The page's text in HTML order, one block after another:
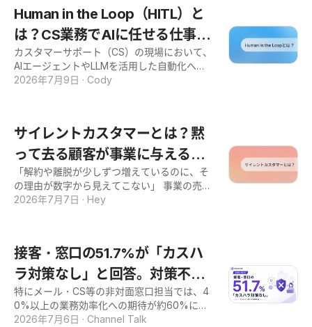
な窓口へつないだり、定型的な質問にそのま
ま回答したりします
エンジニアが不在でもデータ分析を始められ
る方法として、チャネルワークスのAI CoS
（Chief of Staff）もあわせて紹介します。 d
btの導入を検討している方、エンジニアなし
でデータ活用を始めたい方は、ぜひ本記事の
内容をお役立てください。 dbt（data build t
価値（CX：Customer Experience）とは、
商品やサービスを通じて顧客が得る体験全体
の価値を指します。価格や機能での差別化が
難しくなるなか、「体験」で選ばれる企業に
なれるかどうかは、事業の成長を左右する重
要なテーマになりつつあります。 本記事で
てAIを活用した最新のアプローチまでを一本
の流れで解説します。抽象論ではなく、自社
の施策に落とし込める具体性を重視した内容
です。 顧客体験価値の向上に取り組みたい方
は、ぜひ本記事の内容をお役立てください。
顧客体験価値（CX）とは？基本を解説 顧客
ことです。特定の商品への満足度だけでな
く、企業との
Human in the Loop（HITL）と
は？CS業務でAIに任せる仕事・
人が担う仕事の線引き
カスタマーサポート（CS）の現場において、
AIエージェントやLLMを活用した自動化への
関心が高まっています。一方で、ハルシネー
そ、今注目されているのが「Human in the L
oop」という設計思想です。 本記事では、C
S業務においてAIに「任せる仕事」と人間が
介入すべき仕事の明確な線引きを分かりやす
く解説します。AIエージェントの導入や、ハ
ルシネーション対策を検討されている方は、
Loop（HITL）とは、AIの意思決定プロセスに
必ず人間が介入してチェックを行う仕組みの
ことです。「完全な自動化」に頼るのではな
く、人間の判断をループ（輪）の中に組み込
むことで、業務の安全性と品質を高めます。
CS業務においては、AIが生成した回答をオペ
2026年7月9日 · Cody
サイレントカスタマーとは？黙
って去る顧客が事業に与える影
響と対策法
「解約や離脱が少しずつ増えているのに、そ
の理由が数字から見えてこない」 事業の売上
に責任を持つ立場なら、こうした悩みを抱え
す。 アンケートやレビューに答えてくれるの
は一部の顧客だけで、大多数の本音はなかな
か表に出てきません。気づいたときには競合
に乗り換えられ、売上を失った後になってい
ることも少なくないのです。 本記事では、サ
イレントカスタマーの意味や割合といった基
2026年7月7日 · Hey
接客・窓口の51.7%が「カスハ
ラ対策なし」と回答。対策不足
で43.5%がモチベ低下、28%が
「退職したい」と切実な声。カ
特にメール・CS等の非対面窓口担当では、4
0%以上の業務効率化への期待が約60%にの
ぼり、AIボット導入による「精神的負担の軽
2026年7月6日 · Channel Talk